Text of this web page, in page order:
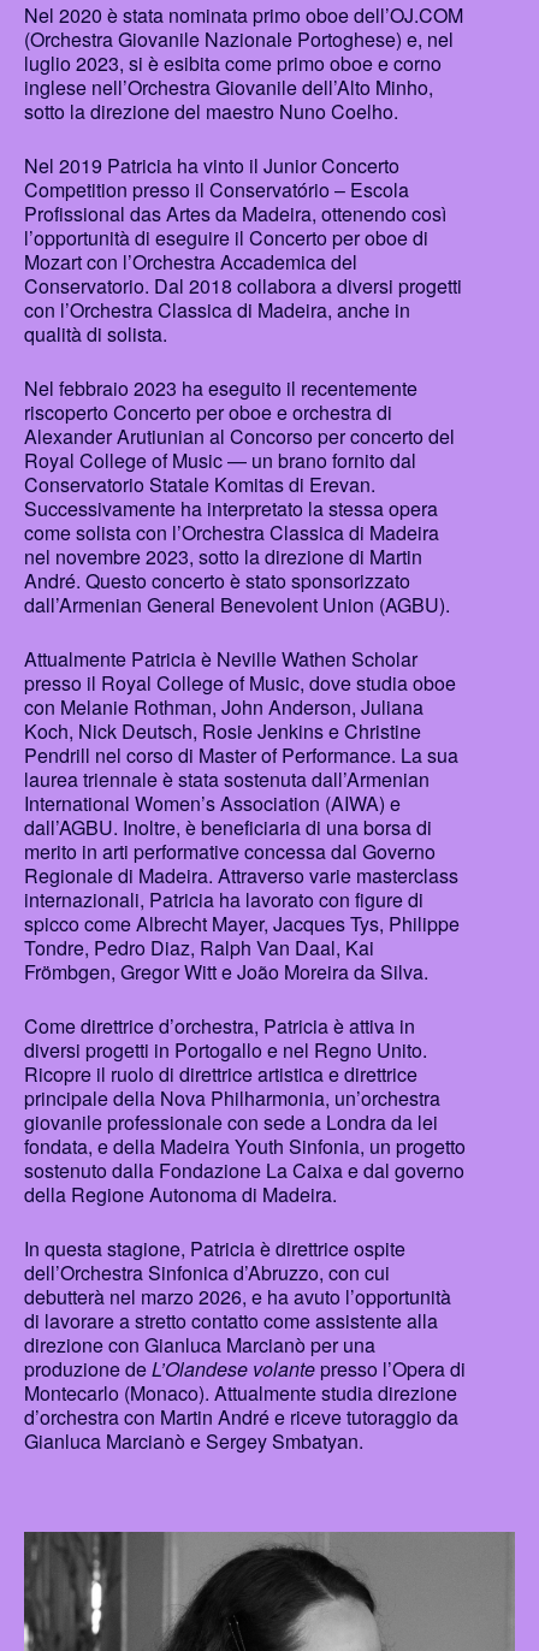
Nel 2020 è stata nominata primo oboe dell’OJ.COM
(Orchestra Giovanile Nazionale Portoghese) e, nel
luglio 2023, si è esibita come primo oboe e corno
inglese nell’Orchestra Giovanile dell’Alto Minho,
sotto la direzione del maestro Nuno Coelho.
Nel 2019 Patricia ha vinto il Junior Concerto
Competition presso il Conservatório – Escola
Profissional das Artes da Madeira, ottenendo così
l’opportunità di eseguire il Concerto per oboe di
Mozart con l’Orchestra Accademica del
Conservatorio. Dal 2018 collabora a diversi progetti
con l’Orchestra Classica di Madeira, anche in
qualità di solista.
Nel febbraio 2023 ha eseguito il recentemente
riscoperto Concerto per oboe e orchestra di
Alexander Arutiunian al Concorso per concerto del
Royal College of Music — un brano fornito dal
Conservatorio Statale Komitas di Erevan.
Successivamente ha interpretato la stessa opera
come solista con l’Orchestra Classica di Madeira
nel novembre 2023, sotto la direzione di Martin
André. Questo concerto è stato sponsorizzato
dall’Armenian General Benevolent Union (AGBU).
Attualmente Patricia è Neville Wathen Scholar
presso il Royal College of Music, dove studia oboe
con Melanie Rothman, John Anderson, Juliana
Koch, Nick Deutsch, Rosie Jenkins e Christine
Pendrill nel corso di Master of Performance. La sua
laurea triennale è stata sostenuta dall’Armenian
International Women’s Association (AIWA) e
dall’AGBU. Inoltre, è beneficiaria di una borsa di
merito in arti performative concessa dal Governo
Regionale di Madeira. Attraverso varie masterclass
internazionali, Patricia ha lavorato con figure di
spicco come Albrecht Mayer, Jacques Tys, Philippe
Tondre, Pedro Diaz, Ralph Van Daal, Kai
Frömbgen, Gregor Witt e João Moreira da Silva.
Come direttrice d’orchestra, Patricia è attiva in
diversi progetti in Portogallo e nel Regno Unito.
Ricopre il ruolo di direttrice artistica e direttrice
principale della Nova Philharmonia, un’orchestra
giovanile professionale con sede a Londra da lei
fondata, e della Madeira Youth Sinfonia, un progetto
sostenuto dalla Fondazione La Caixa e dal governo
della Regione Autonoma di Madeira.
In questa stagione, Patricia è direttrice ospite
dell’Orchestra Sinfonica d’Abruzzo, con cui
debutterà nel marzo 2026, e ha avuto l’opportunità
di lavorare a stretto contatto come assistente alla
direzione con Gianluca Marcianò per una
produzione deL’Olandese volantepresso l’Opera di
Montecarlo (Monaco). Attualmente studia direzione
d’orchestra con Martin André e riceve tutoraggio da
Gianluca Marcianò e Sergey Smbatyan.